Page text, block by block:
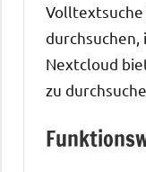
durchsuchen,
Nextcloud
zu